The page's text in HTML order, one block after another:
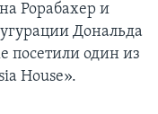
Рорабахер и
Дональда
посетили один из
House».